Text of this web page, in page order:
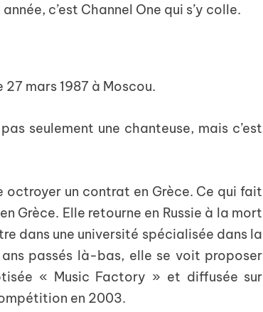
c’est Channel One qui s’y colle.
mars 1987 à Moscou.
seulement une chanteuse, mais c’est
octroyer un contrat en Grèce. Ce qui fait
Grèce. Elle retourne en Russie à la mort
dans une université spécialisée dans la
passés là-bas, elle se voit proposer
« Music Factory » et diffusée sur
en 2003.